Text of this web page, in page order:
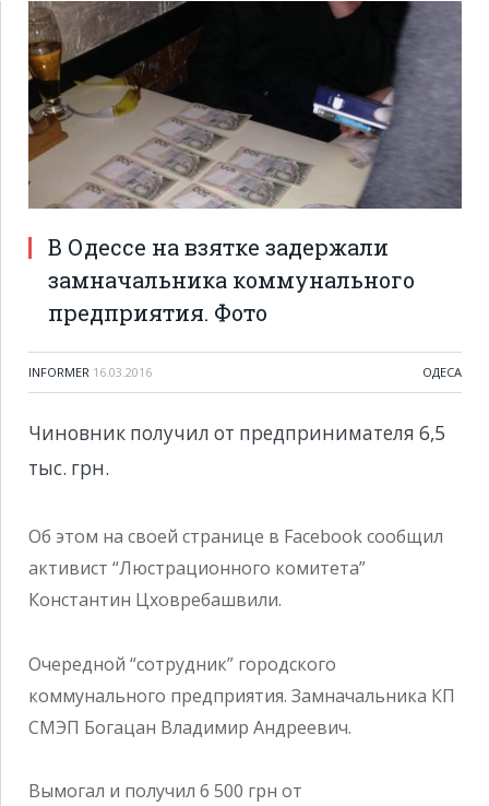
В Одессе на взятке задержали
замначальника коммунального
предприятия. Фото
INFORMER 16.03.2016 ОДЕСА
Чиновник получил от предпринимателя 6,5
тыс. грн.
Об этом на своей странице в Facebook сообщил
активист “Люстрационного комитета”
Константин Цховребашвили.
Очередной “сотрудник” городского
коммунального предприятия. Замначальника КП
СМЭП Богацан Владимир Андреевич.
Вымогал и получил 6 500 грн от